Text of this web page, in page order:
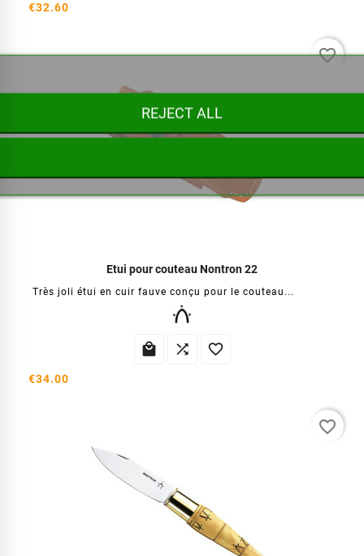
€32.60
Etui pour couteau Nontron 22
Très joli étui en cuir fauve conçu pour le couteau...
  
€34.00
favorite_border
favorite_border
REJECT ALL